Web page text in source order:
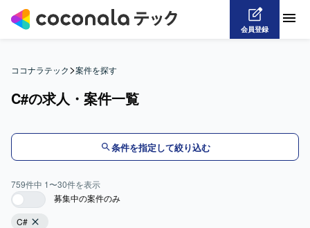
会員登録
ココナラテック>案件を探す
C#の求人・案件一覧
条件を指定して絞り込む
759件中 1〜30件を表示
募集中の案件のみ
C#